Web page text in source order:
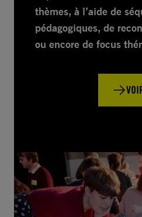
thèmes, à l’aide de
pédagogiques, de
ou encore de focus